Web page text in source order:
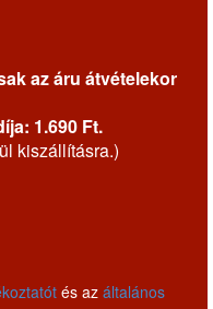
az áru átvételekor
1.690 Ft.
kiszállításra.)
és az általános